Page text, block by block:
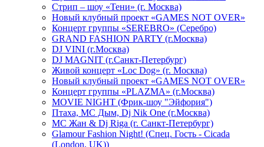
Стрип – шоу «Тени» (г. Москва)
Новый клубный проект «GAMES NOT OVER»
Концерт группы «SEREBRO» (Серебро)
GRAND FASHION PARTY (г.Москва)
DJ VINI (г.Москва)
DJ MAGNIT (г.Санкт-Петербург)
Живой концерт «Loc Dog» (г. Москва)
Новый клубный проект «GAMES NOT OVER»
Концерт группы «PLAZMA» (г.Москва)
MOVIE NIGHT (Фрик-шоу "Эйфория")
Птаха, МС Дым, Dj Nik One (г.Москва)
МС Жан & Dj Riga (г. Санкт-Петербург)
Glamour Fashion Night! (Спец. Гость - Cicada
(London, UK))